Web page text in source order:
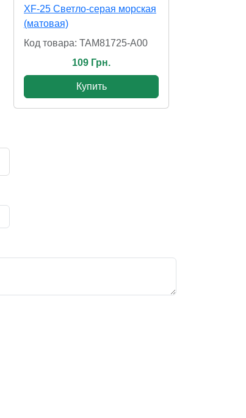
XF-25 Светло-серая морская
(матовая)
Код товара: TAM81725-A00
109 Грн.
Купить